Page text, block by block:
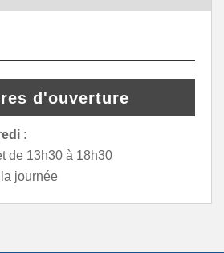
d'ouverture
:
de 13h30 à 18h30
journée